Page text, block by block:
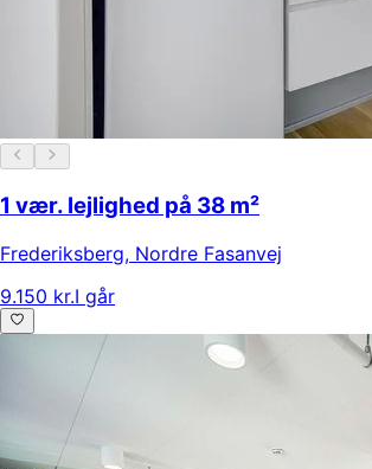
1 vær. lejlighed på 38 m²
Frederiksberg, Nordre Fasanvej
9.150 kr.I går